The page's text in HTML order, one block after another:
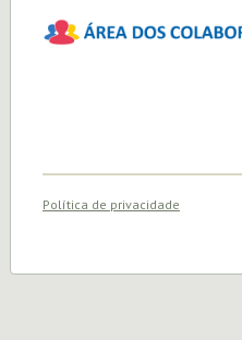
Política de privacidade